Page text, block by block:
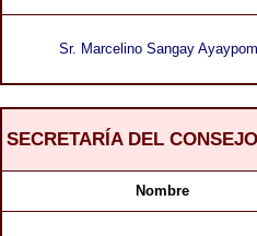
Sr. Marcelino Sangay
SECRETARÍA DEL
Nombre